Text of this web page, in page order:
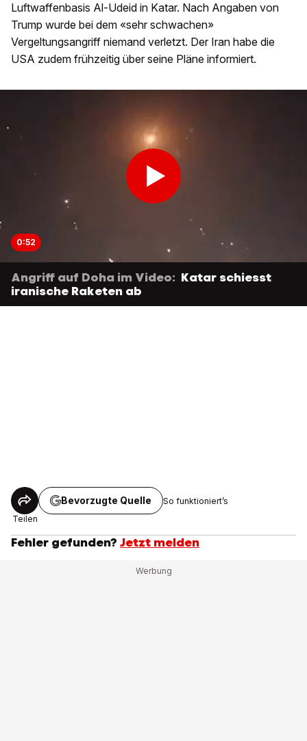
Luftwaffenbasis Al-Udeid in Katar. Nach Angaben von
Trump wurde bei dem «sehr schwachen»
Vergeltungsangriff niemand verletzt. Der Iran habe die
USA zudem frühzeitig über seine Pläne informiert.
0:52
Angriff auf Doha im Video: Katar schiesst
iranische Raketen ab
Teilen
Bevorzugte Quelle So funktioniert’s
Fehler gefunden? Jetzt melden